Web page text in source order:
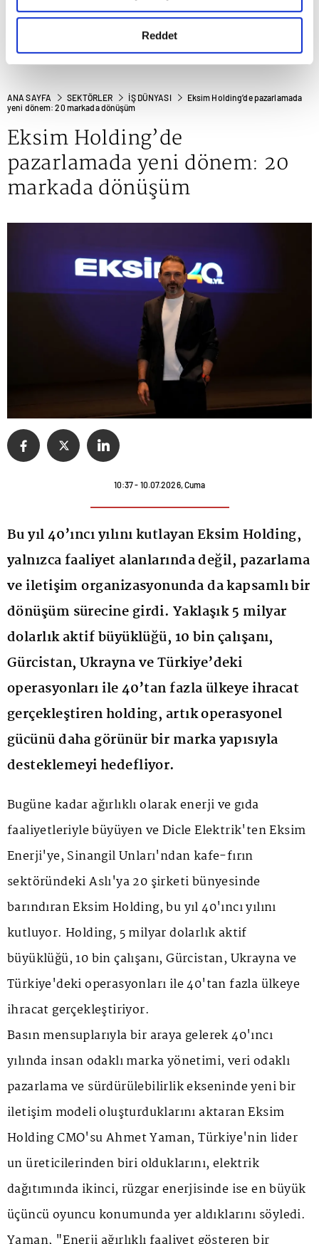
gerçekleştirilen veri işleme faaliyetleri ile ilgili daha
detaylı bilgi almak için lütfentıklayınız.
Reddet
ANA SAYFA SEKTÖRLER İŞ DÜNYASI
Eksim Holding’de pazarlamada
yeni dönem: 20 markada dönüşüm
Eksim Holding’de
pazarlamada yeni dönem: 20
markada dönüşüm
10:37 - 10.07.2026, Cuma
Bu yıl 40’ıncı yılını kutlayan Eksim Holding,
yalnızca faaliyet alanlarında değil, pazarlama
ve iletişim organizasyonunda da kapsamlı bir
dönüşüm sürecine girdi. Yaklaşık 5 milyar
dolarlık aktif büyüklüğü, 10 bin çalışanı,
Gürcistan, Ukrayna ve Türkiye’deki
operasyonları ile 40’tan fazla ülkeye ihracat
gerçekleştiren holding, artık operasyonel
gücünü daha görünür bir marka yapısıyla
desteklemeyi hedefliyor.
Bugüne kadar ağırlıklı olarak enerji ve gıda
faaliyetleriyle büyüyen ve Dicle Elektrik'ten Eksim
Enerji'ye, Sinangil Unları'ndan kafe-fırın
sektöründeki Aslı'ya 20 şirketi bünyesinde
barındıran Eksim Holding, bu yıl 40'ıncı yılını
kutluyor. Holding, 5 milyar dolarlık aktif
büyüklüğü, 10 bin çalışanı, Gürcistan, Ukrayna ve
Türkiye'deki operasyonları ile 40'tan fazla ülkeye
ihracat gerçekleştiriyor.
Basın mensuplarıyla bir araya gelerek 40'ıncı
yılında insan odaklı marka yönetimi, veri odaklı
pazarlama ve sürdürülebilirlik ekseninde yeni bir
iletişim modeli oluşturduklarını aktaran Eksim
Holding CMO'su Ahmet Yaman, Türkiye'nin lider
un üreticilerinden biri olduklarını, elektrik
dağıtımında ikinci, rüzgar enerjisinde ise en büyük
üçüncü oyuncu konumunda yer aldıklarını söyledi.